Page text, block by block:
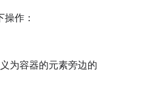
作：
为容器的元素旁边的